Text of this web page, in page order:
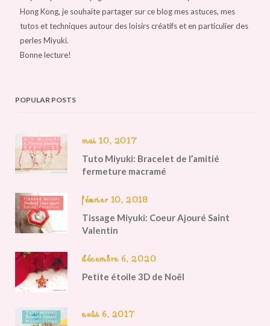
Hong Kong, je souhaite partager sur ce blog mes astuces, mes
tutos et techniques autour des loisirs créatifs et en particulier des
perles Miyuki.
Bonne lecture!
POPULAR POSTS
mai 10, 2017
Tuto Miyuki: Bracelet de l’amitié
fermeture macramé
février 10, 2018
Tissage Miyuki: Coeur Ajouré Saint
Valentin
décembre 6, 2020
Petite étoile 3D de Noël
août 6, 2017